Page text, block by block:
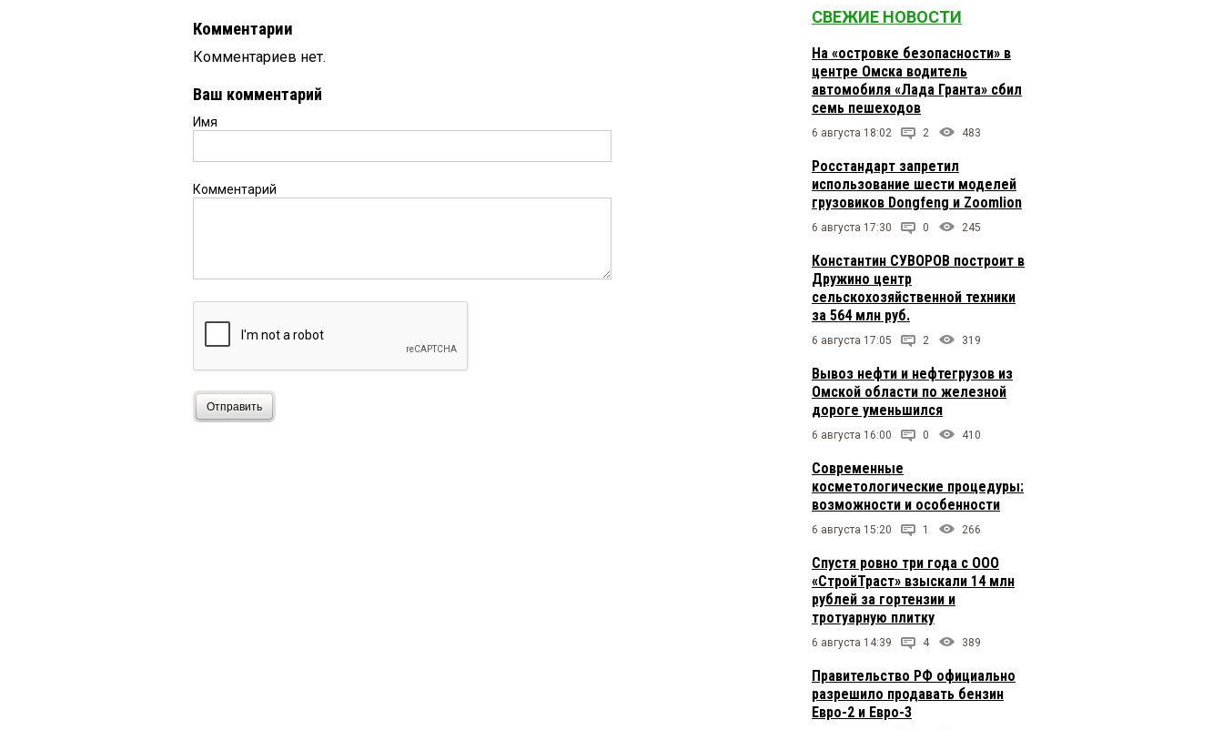
Комментарии
Комментариев нет.
Ваш комментарий
Имя
Комментарий
Отправить
СВЕЖИЕ НОВОСТИ
На «островке безопасности» в
центре Омска водитель
автомобиля «Лада Гранта» сбил
семь пешеходов
6 августа 18:02 2 483
Росстандарт запретил
использование шести моделей
грузовиков Dongfeng и Zoomlion
6 августа 17:30 0 245
Константин СУВОРОВ построит в
Дружино центр
сельскохозяйственной техники
за 564 млн руб.
6 августа 17:05 2 319
Вывоз нефти и нефтегрузов из
Омской области по железной
дороге уменьшился
6 августа 16:00 0 410
Современные
косметологические процедуры:
возможности и особенности
6 августа 15:20 1 266
Спустя ровно три года с ООО
«СтройТраст» взыскали 14 млн
рублей за гортензии и
тротуарную плитку
6 августа 14:39 4 389
Правительство РФ официально
разрешило продавать бензин
Евро-2 и Евро-3